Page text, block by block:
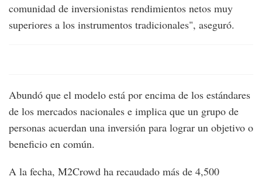
comunidad de inversionistas rendimientos netos muy
superiores a los instrumentos tradicionales", aseguró.
Abundó que el modelo está por encima de los estándares
de los mercados nacionales e implica que un grupo de
personas acuerdan una inversión para lograr un objetivo o
beneficio en común.
A la fecha, M2Crowd ha recaudado más de 4,500